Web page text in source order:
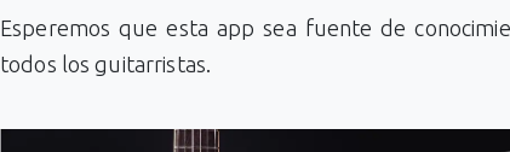
Esperemos que esta app sea fuente de
todos los guitarristas.